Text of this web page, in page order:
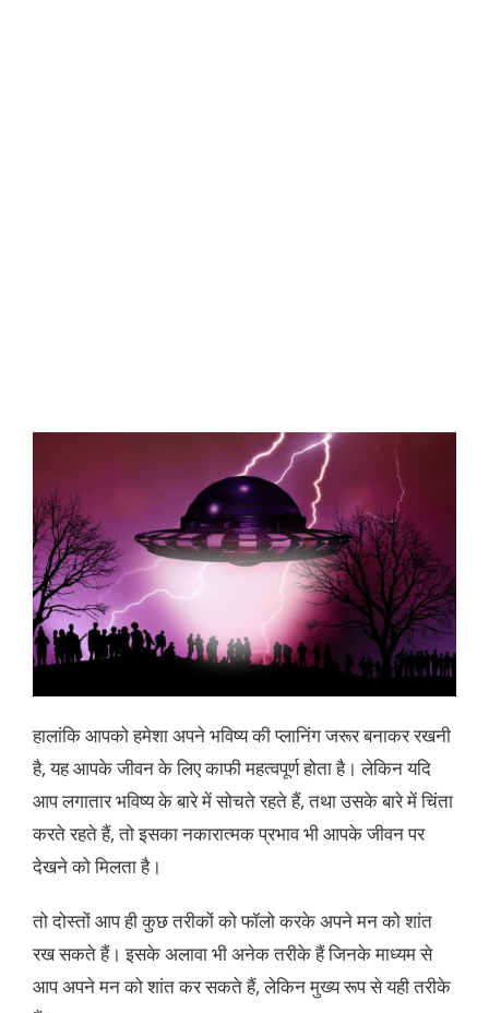
हालांकि आपको हमेशा अपने भविष्य की प्लानिंग जरूर बनाकर रखनी
है, यह आपके जीवन के लिए काफी महत्वपूर्ण होता है। लेकिन यदि
आप लगातार भविष्य के बारे में सोचते रहते हैं, तथा उसके बारे में चिंता
करते रहते हैं, तो इसका नकारात्मक प्रभाव भी आपके जीवन पर
देखने को मिलता है।
तो दोस्तों आप ही कुछ तरीकों को फॉलो करके अपने मन को शांत
रख सकते हैं। इसके अलावा भी अनेक तरीके हैं जिनके माध्यम से
आप अपने मन को शांत कर सकते हैं, लेकिन मुख्य रूप से यही तरीके